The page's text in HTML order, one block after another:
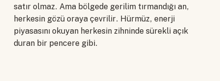
satır olmaz. Ama bölgede gerilim tırmandığı an,
herkesin gözü oraya çevrilir. Hürmüz, enerji
piyasasını okuyan herkesin zihninde sürekli açık
duran bir pencere gibi.